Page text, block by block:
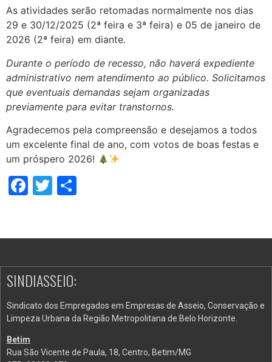
As atividades serão retomadas normalmente nos dias
29 e 30/12/2025 (2ª feira e 3ª feira) e 05 de janeiro de
2026 (2ª feira) em diante.
Durante o período de recesso, não haverá expediente
administrativo nem atendimento ao público. Solicitamos
que eventuais demandas sejam organizadas
previamente para evitar transtornos.
Agradecemos pela compreensão e desejamos a todos
um excelente final de ano, com votos de boas festas e
um próspero 2026!
Facebook
Twitter
SINDIASSEIO:
Sindicato dos Empregados em Empresas de Asseio, Conservação e
Limpeza Urbana da Região Metropolitana de Belo Horizonte.
Betim
Rua São Vicente de Paula, 18, Centro, Betim/MG